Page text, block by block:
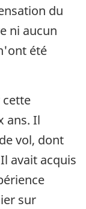
du
ni aucun
été
ans. Il
vol, dont
avait acquis
sur